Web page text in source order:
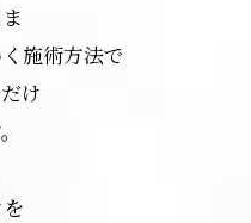
施術方法で
け